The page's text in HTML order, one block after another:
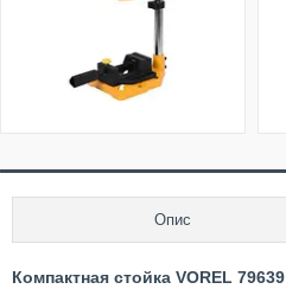
Опис
Компактная стойка VOREL 79639